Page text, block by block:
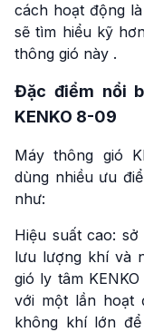
cách hoạt động
sẽ tìm hiểu kỹ
thông gió này .
Đặc điểm nổi
KENKO 8-09
Máy thông gió
dùng nhiều ưu
như:
Hiệu suất cao:
lưu lượng khí và
gió ly tâm
với một lần hoạt
không khí lớn